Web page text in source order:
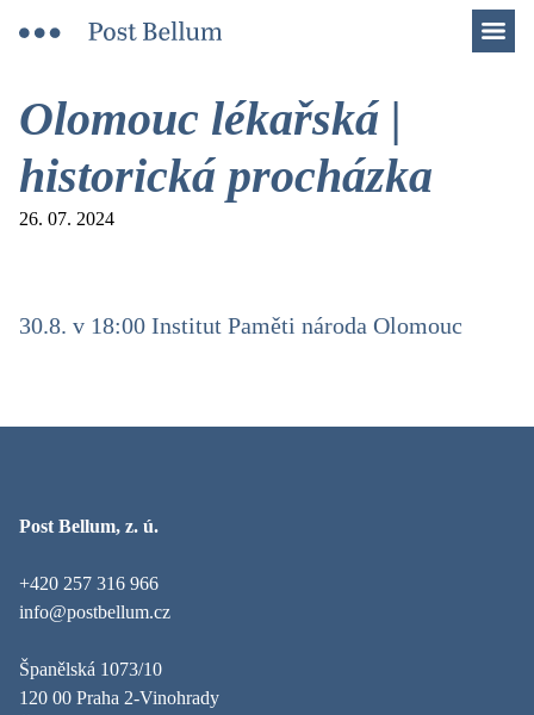
Olomouc lékařská |
historická procházka
26. 07. 2024
30.8. v 18:00 Institut Paměti národa Olomouc
Post Bellum, z. ú.
+420 257 316 966
info@postbellum.cz
Španělská 1073/10
120 00 Praha 2-Vinohrady